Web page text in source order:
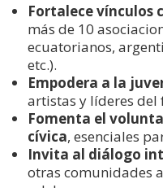
Fortalece vínculos
más de 10
ecuatorianos,
etc.).
Empodera a la
artistas y líderes del
Fomenta el
cívica, esenciales
Invita al diálogo
otras comunidades